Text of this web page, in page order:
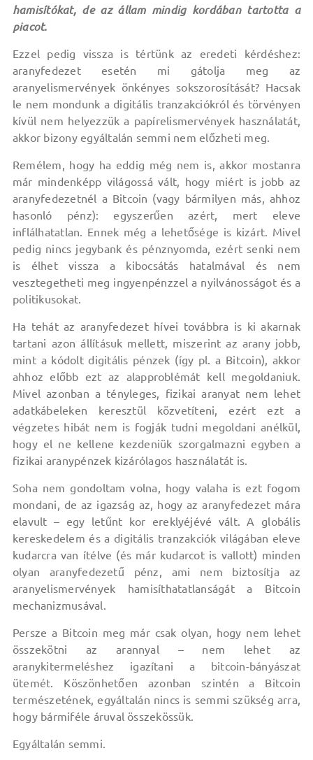
hamisítókat, de az állam mindig kordában tartotta a
piacot.
Ezzel pedig vissza is tértünk az eredeti kérdéshez:
aranyfedezet esetén mi gátolja meg az
aranyelismervények önkényes sokszorosítását? Hacsak
le nem mondunk a digitális tranzakciókról és törvényen
kívül nem helyezzük a papírelismervények használatát,
akkor bizony egyáltalán semmi nem előzheti meg.
Remélem, hogy ha eddig még nem is, akkor mostanra
már mindenképp világossá vált, hogy miért is jobb az
aranyfedezetnél a Bitcoin (vagy bármilyen más, ahhoz
hasonló pénz): egyszerűen azért, mert eleve
inflálhatatlan. Ennek még a lehetősége is kizárt. Mivel
pedig nincs jegybank és pénznyomda, ezért senki nem
is élhet vissza a kibocsátás hatalmával és nem
vesztegetheti meg ingyenpénzzel a nyilvánosságot és a
politikusokat.
Ha tehát az aranyfedezet hívei továbbra is ki akarnak
tartani azon állításuk mellett, miszerint az arany jobb,
mint a kódolt digitális pénzek (így pl. a Bitcoin), akkor
ahhoz előbb ezt az alapproblémát kell megoldaniuk.
Mivel azonban a tényleges, fizikai aranyat nem lehet
adatkábeleken keresztül közvetíteni, ezért ezt a
végzetes hibát nem is fogják tudni megoldani anélkül,
hogy el ne kellene kezdeniük szorgalmazni egyben a
fizikai aranypénzek kizárólagos használatát is.
Soha nem gondoltam volna, hogy valaha is ezt fogom
mondani, de az igazság az, hogy az aranyfedezet mára
elavult – egy letűnt kor ereklyéjévé vált. A globális
kereskedelem és a digitális tranzakciók világában eleve
kudarcra van ítélve (és már kudarcot is vallott) minden
olyan aranyfedezetű pénz, ami nem biztosítja az
aranyelismervények hamisíthatatlanságát a Bitcoin
mechanizmusával.
Persze a Bitcoin meg már csak olyan, hogy nem lehet
összekötni az arannyal – nem lehet az
aranykitermeléshez igazítani a bitcoin-bányászat
ütemét. Köszönhetően azonban szintén a Bitcoin
természetének, egyáltalán nincs is semmi szükség arra,
hogy bármiféle áruval összekössük.
Egyáltalán semmi.